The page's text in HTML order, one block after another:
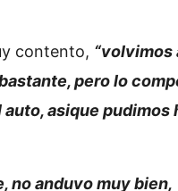
contento, “volvimos
pero lo
asique pudimos
no anduvo muy bien,